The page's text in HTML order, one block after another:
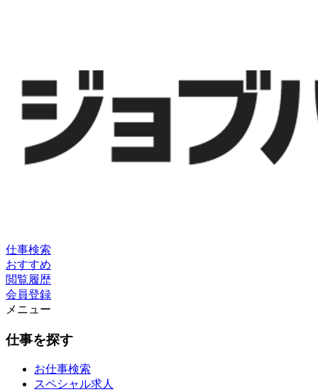
仕事検索
おすすめ
閲覧履歴
会員登録
メニュー
仕事を探す
お仕事検索
スペシャル求人